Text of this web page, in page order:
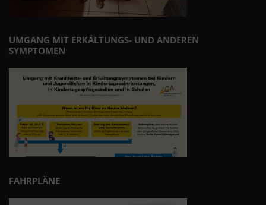
UMGANG MIT ERKÄLTUNGS- UND ANDEREN
SYMPTOMEN
FAHRPLÄNE